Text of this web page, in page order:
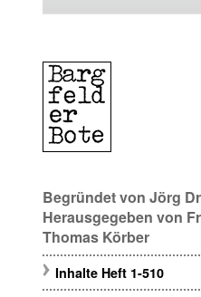
Begründet von Jörg
Herausgegeben von
Thomas Körber
Inhalte Heft 1-510